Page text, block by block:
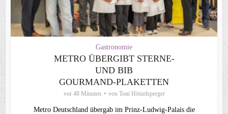
Gastronomie
METRO ÜBERGIBT STERNE-
UND BIB
GOURMAND‑PLAKETTEN
vor 48 Minuten von Toni Hötzelsperger
Metro Deutschland übergab im Prinz-Ludwig-Palais die